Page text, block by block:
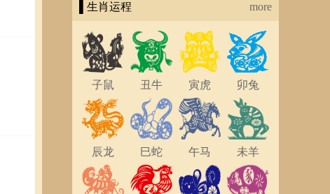
生富贵！
▌生肖运程 more
子鼠 丑牛 寅虎 卯兔
辰龙 巳蛇 午马 未羊